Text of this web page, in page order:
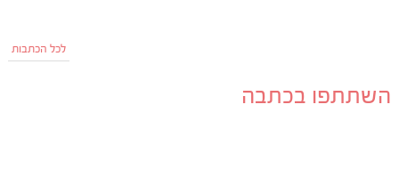
לכל הכתבות
השתתפו בכתבה